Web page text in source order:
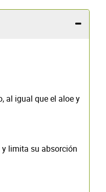
al igual que el aloe y
y limita su absorción